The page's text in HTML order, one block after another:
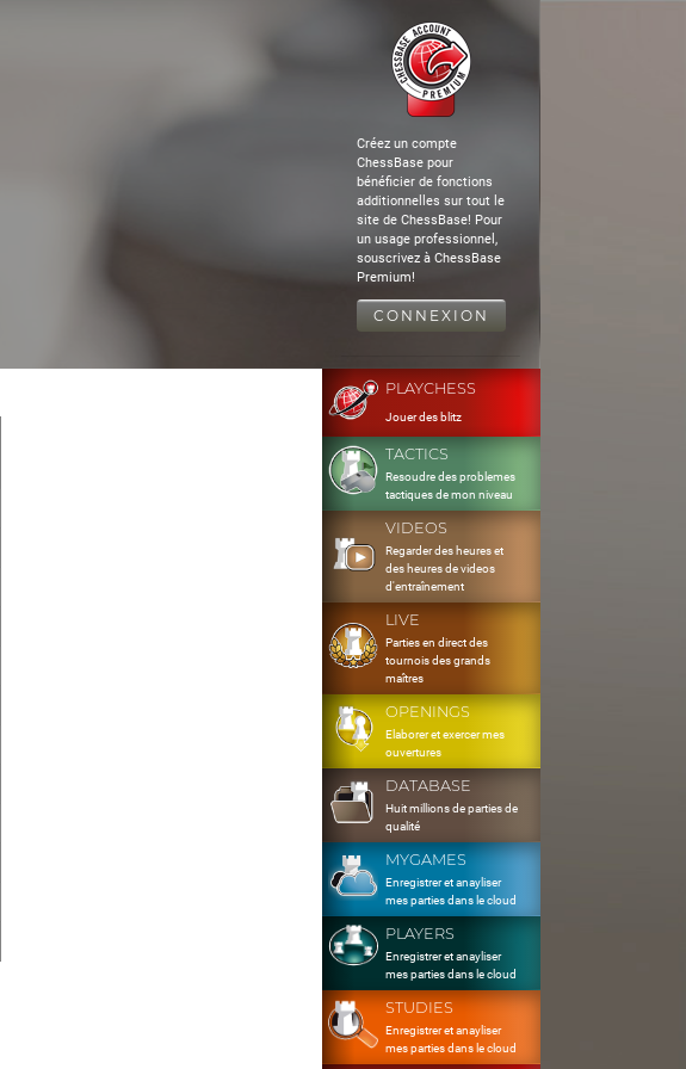
Créez un compte
ChessBase pour
bénéficier de fonctions
additionnelles sur tout le
site de ChessBase! Pour
un usage professionnel,
souscrivez à ChessBase
Premium!
CONNEXION
PLAYCHESS
Jouer des blitz
TACTICS
Resoudre des problemes
tactiques de mon niveau
VIDEOS
Regarder des heures et
des heures de videos
d'entraînement
LIVE
Parties en direct des
tournois des grands
maîtres
OPENINGS
Elaborer et exercer mes
ouvertures
DATABASE
Huit millions de parties de
qualité
MYGAMES
Enregistrer et anayliser
mes parties dans le cloud
PLAYERS
Enregistrer et anayliser
mes parties dans le cloud
STUDIES
Enregistrer et anayliser
mes parties dans le cloud